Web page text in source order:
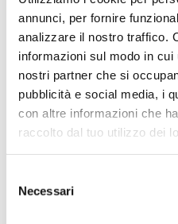
annunci, per fornire
analizzare il nostro traffico.
informazioni sul modo in
nostri partner che si
pubblicità e social media, i
con altre informazioni che
raccolto dal tuo utilizzo dei
delNecessari